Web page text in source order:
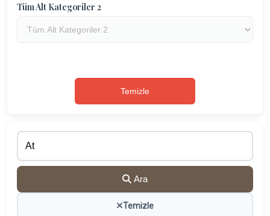
Tüm Alt Kategoriler 2
Temizle
Ara
Temizle